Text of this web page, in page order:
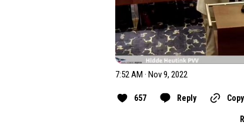
7:52 AM · Nov 9, 2022
657 Reply